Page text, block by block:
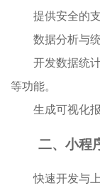
提供安全的
数据分析与
开发数据统
等功能。
生成可视化
二、 小程
快速开发与